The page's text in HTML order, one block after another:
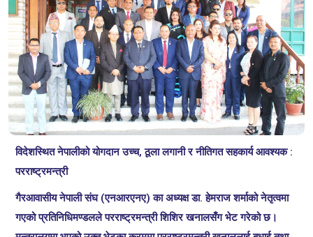
विदेशस्थित नेपालीको योगदान उच्च, ठूला लगानी र नीतिगत सहकार्य आवश्यक :
परराष्ट्रमन्त्री
गैरआवासीय नेपाली संघ (एनआरएनए) का अध्यक्ष डा. हेमराज शर्माको नेतृत्वमा
गएको प्रतिनिधिमण्डलले परराष्ट्रमन्त्री शिशिर खनालसँग भेट गरेको छ।